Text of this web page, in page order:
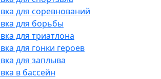
для соревнований
для борьбы
для триатлона
для гонки героев
для заплыва
в бассейн